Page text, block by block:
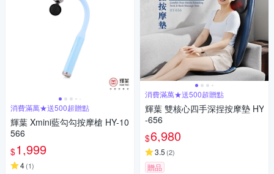
消費滿萬★送500超贈點
輝葉 Xmini藍勾勾按摩槍 HY-10
566
$1,999
4(1)
消費滿萬★送500超贈點
輝葉 雙核心四手深捏按摩墊 HY
-656
$6,980
3.5 (2)
贈品